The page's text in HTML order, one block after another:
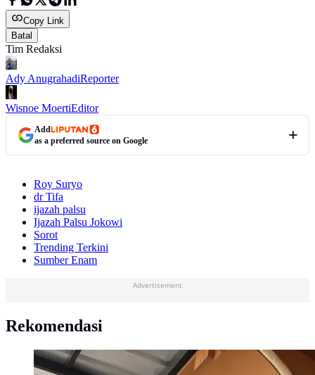
Copy Link
Batal
Tim Redaksi
Ady AnugrahadiReporter
Wisnoe MoertiEditor
Add
as a preferred source on Google
Roy Suryo
dr Tifa
ijazah palsu
Ijazah Palsu Jokowi
Sorot
Trending Terkini
Sumber Enam
Advertisement
Rekomendasi